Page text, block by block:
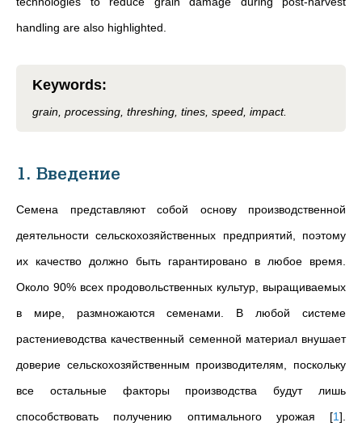
handling are also highlighted.
Keywords:
grain, processing, threshing, tines, speed, impact.
1. Введение
Семена представляют собой основу производственной
деятельности сельскохозяйственных предприятий, поэтому
их качество должно быть гарантировано в любое время.
Около 90% всех продовольственных культур, выращиваемых
в мире, размножаются семенами. В любой системе
растениеводства качественный семенной материал внушает
доверие сельскохозяйственным производителям, поскольку
все остальные факторы производства будут лишь
способствовать получению оптимального урожая [1]